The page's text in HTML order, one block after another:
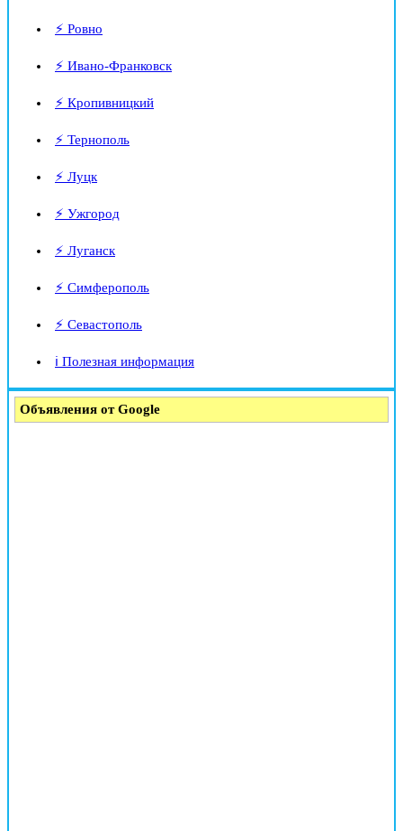
⚡ Ровно
⚡ Ивано-Франковск
⚡ Кропивницкий
⚡ Тернополь
⚡ Луцк
⚡ Ужгород
⚡ Луганск
⚡ Симферополь
⚡ Севастополь
ℹ️ Полезная информация
Объявления от Google